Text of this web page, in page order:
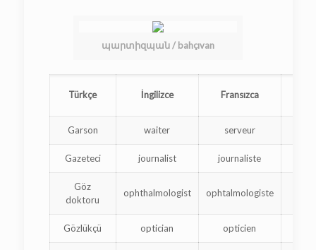
պարտիզպան / bahçıvan
Türkçe İngilizce Fransızca
Garson waiter serveur
Gazeteci journalist journaliste
Göz
doktoru
ophthalmologist ophtalmologiste
Gözlükçü optician opticien